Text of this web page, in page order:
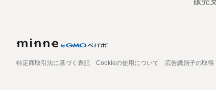
特定商取引法に基づく表記 Cookieの使用について 広告識別子の取得